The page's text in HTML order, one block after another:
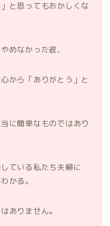
と思ってもおかしくな
めなかった彼、
から「ありがとう」と
に簡単なものではあり
ている私たち夫婦に
かる。
ありません。